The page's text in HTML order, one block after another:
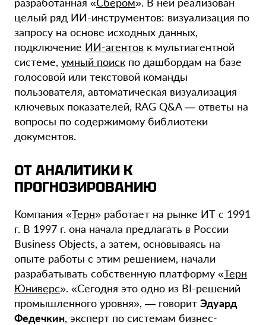
целый ряд ИИ-инструментов: визуализация по
запросу на основе исходных данных,
подключение ИИ-агентов к мультиагентной
системе, умный поиск по дашбордам на базе
голосовой или текстовой команды
пользователя, автоматическая визуализация
ключевых показателей, RAG Q&A — ответы на
вопросы по содержимому библиотеки
документов.
ОТ АНАЛИТИКИ К
ПРОГНОЗИРОВАНИЮ
Компания «Терн» работает на рынке ИТ с 1991
г. В 1997 г. она начала предлагать в России
Business Objects, а затем, основываясь на
опыте работы с этим решением, начали
разрабатывать собственную платформу «Терн
Юниверс». «Сегодня это одно из BI-решений
промышленного уровня», — говорит Эдуард
Федечкин, эксперт по системам бизнес-